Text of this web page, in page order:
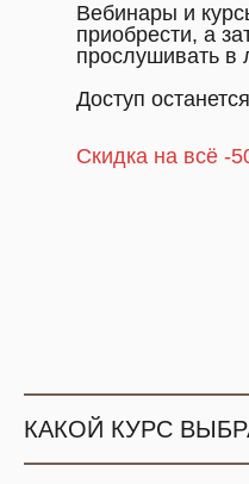
Вебинары и
приобрести, а
прослушивать в
Доступ
Скидка на всё -
КАКОЙ КУРС